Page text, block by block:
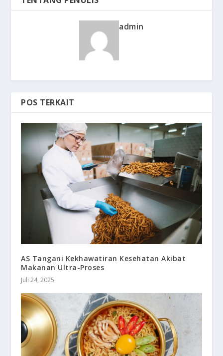
admin
POS TERKAIT
AS Tangani Kekhawatiran Kesehatan Akibat
Makanan Ultra-Proses
Juli 24, 2025